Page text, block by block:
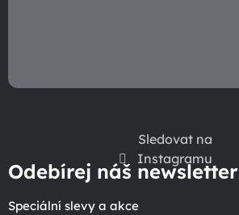
Sledovat na
Instagramu
Odebírej náš newsletter
Speciální slevy a akce